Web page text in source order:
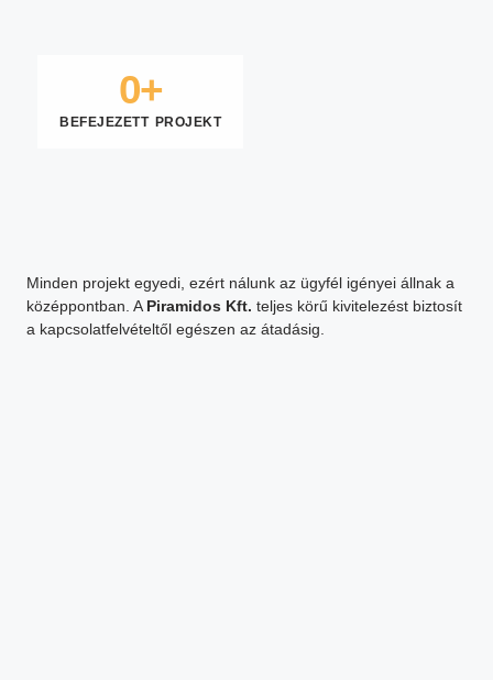
BEFEJEZETT PROJEKT
0+
Minden projekt egyedi, ezért nálunk az ügyfél igényei állnak a
középpontban. A Piramidos Kft. teljes körű kivitelezést biztosít
a kapcsolatfelvételtől egészen az átadásig.